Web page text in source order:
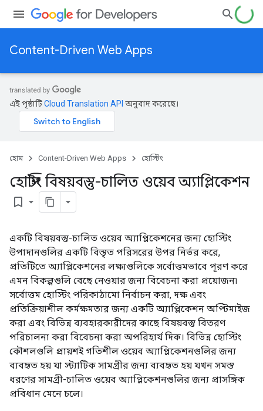
Content-Driven Web Apps
এই পৃষ্ঠাটিCloud Translation API অনুবাদ করেছে।
হোম Content-Driven Web Apps হোস্টিং
হোস্টিং বিষয়বস্তু-চালিত ওয়েব অ্যাপ্লিকেশন
bookmark_border
একটি বিষয়বস্তু-চালিত ওয়েব অ্যাপ্লিকেশনের জন্য হোস্টিং
উপাদানগুলির একটি বিস্তৃত পরিসরের উপর নির্ভর করে,
প্রতিটিতে অ্যাপ্লিকেশনের লক্ষ্যগুলিকে সর্বোত্তমভাবে পূরণ করে
এমন বিকল্পগুলি বেছে নেওয়ার জন্য বিবেচনা করা প্রয়োজন৷
সর্বোত্তম হোস্টিং পরিকাঠামো নির্বাচন করা, দক্ষ এবং
প্রতিক্রিয়াশীল কর্মক্ষমতার জন্য একটি অ্যাপ্লিকেশন অপ্টিমাইজ
করা এবং বিভিন্ন ব্যবহারকারীদের কাছে বিষয়বস্তু বিতরণ
পরিচালনা করা বিবেচনা করা অপরিহার্য দিক। বিভিন্ন হোস্টিং
কৌশলগুলি প্রায়শই গতিশীল ওয়েব অ্যাপ্লিকেশনগুলির জন্য
ব্যবহৃত হয় যা স্ট্যাটিক সামগ্রীর জন্য ব্যবহৃত হয় যখন সমস্ত
ধরণের সামগ্রী-চালিত ওয়েব অ্যাপ্লিকেশনগুলির জন্য প্রাসঙ্গিক
প্রবিধান মেনে চলে।